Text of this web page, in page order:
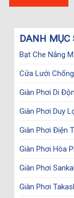
DANH MỤC
Bạt Che Nắng
Cửa Lưới
Giàn Phơi Di
Giàn Phơi Duy
Giàn Phơi Điện
Giàn Phơi Hòa
Giàn Phơi
Giàn Phơi